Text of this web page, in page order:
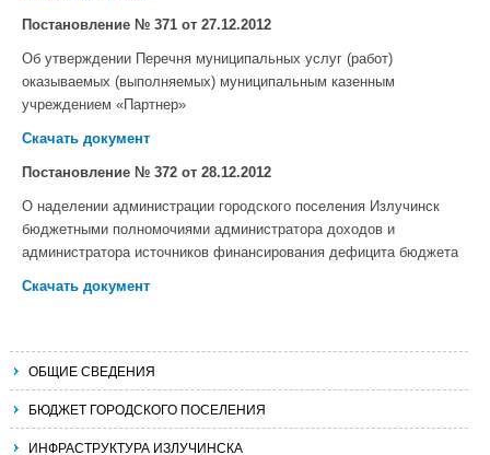
Постановление № 371 от 27.12.2012
Об утверждении Перечня муниципальных услуг (работ)
оказываемых (выполняемых) муниципальным казенным
учреждением «Партнер»
Скачать документ
Постановление № 372 от 28.12.2012
О наделении администрации городского поселения Излучинск
бюджетными полномочиями администратора доходов и
администратора источников финансирования дефицита бюджета
Скачать документ
ОБЩИЕ СВЕДЕНИЯ
БЮДЖЕТ ГОРОДСКОГО ПОСЕЛЕНИЯ
ИНФРАСТРУКТУРА ИЗЛУЧИНСКА